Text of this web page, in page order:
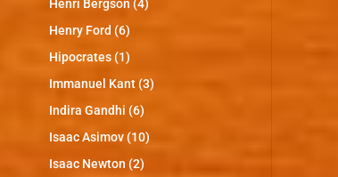
Henri Bergson (4)
Henry Ford (6)
Hipocrates(1)
Immanuel Kant (3)
Indira Gandhi (6)
Isaac Asimov(10)
Isaac Newton (2)